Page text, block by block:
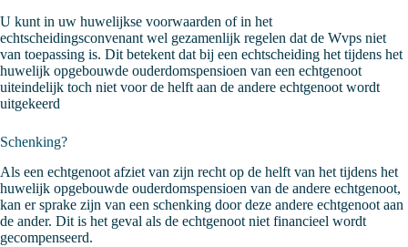
U kunt in uw huwelijkse voorwaarden of in het
echtscheidingsconvenant wel gezamenlijk regelen dat de Wvps niet
van toepassing is. Dit betekent dat bij een echtscheiding het tijdens het
huwelijk opgebouwde ouderdomspensioen van een echtgenoot
uiteindelijk toch niet voor de helft aan de andere echtgenoot wordt
uitgekeerd
Schenking?
Als een echtgenoot afziet van zijn recht op de helft van het tijdens het
huwelijk opgebouwde ouderdomspensioen van de andere echtgenoot,
kan er sprake zijn van een schenking door deze andere echtgenoot aan
de ander. Dit is het geval als de echtgenoot niet financieel wordt
gecompenseerd.